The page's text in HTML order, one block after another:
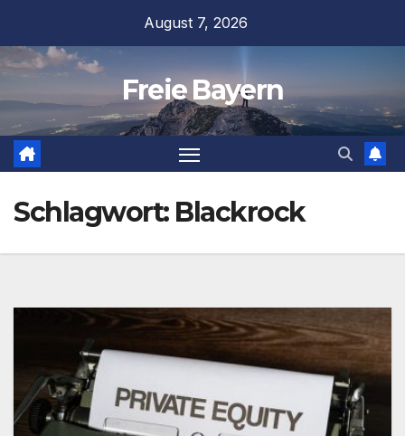
springen
August 7, 2026
Freie Bayern
Schlagwort: Blackrock